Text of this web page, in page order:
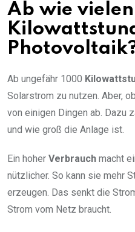
Ab wie vielen
Ab ungefähr 1000
Solarstrom zu nutzen. Aber,
von einigen Dingen ab. Dazu
und wie groß die Anlage ist.
Ein hoher Verbrauch macht
nützlicher. So kann sie mehr
erzeugen. Das senkt die
Strom vom Netz braucht.